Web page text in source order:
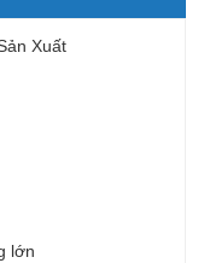
Xuất
lớn